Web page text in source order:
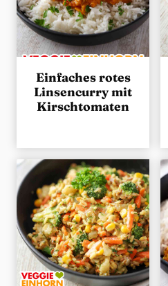
Einfaches rotes
Linsencurry mit
Kirschtomaten